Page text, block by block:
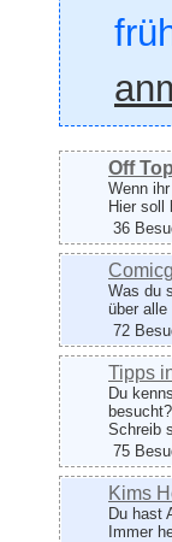
Off
Wenn
Hier soll
36
Was du
über
72
Tipps
Du
besucht?
Schreib
75
Kims
Du hast
Immer